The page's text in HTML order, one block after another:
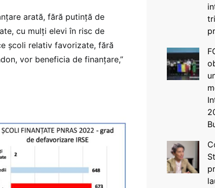
arată, fără putință de
cu mulți elevi în risc de
școli relativ favorizate, fără
vor beneficia de finanțare,”